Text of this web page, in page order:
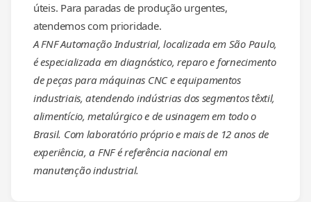
úteis. Para paradas de produção urgentes,
atendemos com prioridade.
A FNF Automação Industrial, localizada em São Paulo,
é especializada em diagnóstico, reparo e fornecimento
de peças para máquinas CNC e equipamentos
industriais, atendendo indústrias dos segmentos têxtil,
alimentício, metalúrgico e de usinagem em todo o
Brasil. Com laboratório próprio e mais de 12 anos de
experiência, a FNF é referência nacional em
manutenção industrial.